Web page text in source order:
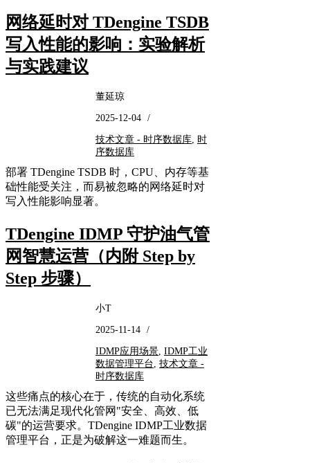
网络延时对 TDengine TSDB
写入性能的影响：实验解析
与实践建议
董延琼
2025-12-04 /
技术文章 - 时序数据库, 时
序数据库
部署 TDengine TSDB 时，CPU、内存等基
础性能受关注，而易被忽略的网络延时对
写入性能影响显著。
TDengine IDMP 守护油气管
网智慧运营（内附 Step by
Step 步骤）
小T
2025-11-14 /
IDMP应用场景, IDMP工业
数据管理平台, 技术文章 -
时序数据库
这些痛点的核心在于，传统的自动化系统
已无法满足现代化管网"安全、高效、低
碳"的运营要求。TDengine IDMP工业数据
管理平台，正是为破解这一难题而生。